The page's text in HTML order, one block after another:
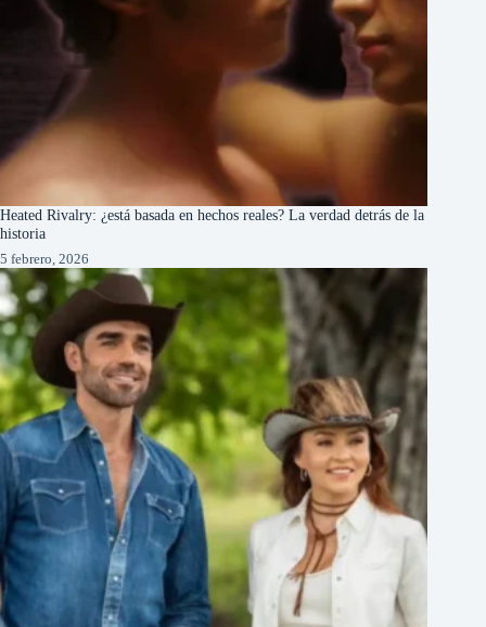
Heated Rivalry: ¿está basada en hechos reales? La verdad detrás de la
historia
5 febrero, 2026